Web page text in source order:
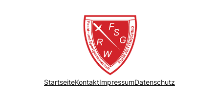
StartseiteKontaktImpressumDatenschutz